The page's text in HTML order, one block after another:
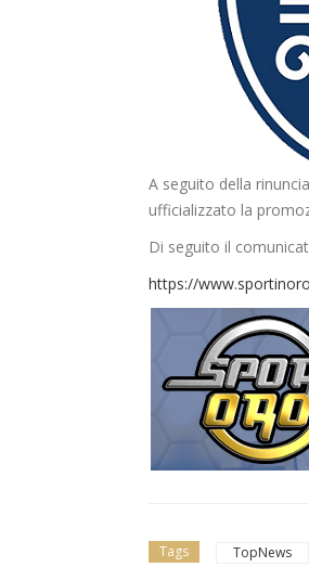
A seguito della
ufficializzato la
Di seguito il
https://
Tags TopNews
news in primo piano